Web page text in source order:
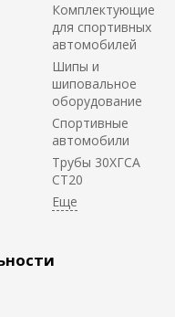
Комплектующие
для спортивных
автомобилей
Шипы и
шиповальное
оборудование
Cпортивные
автомобили
Трубы 30ХГСА
СТ20